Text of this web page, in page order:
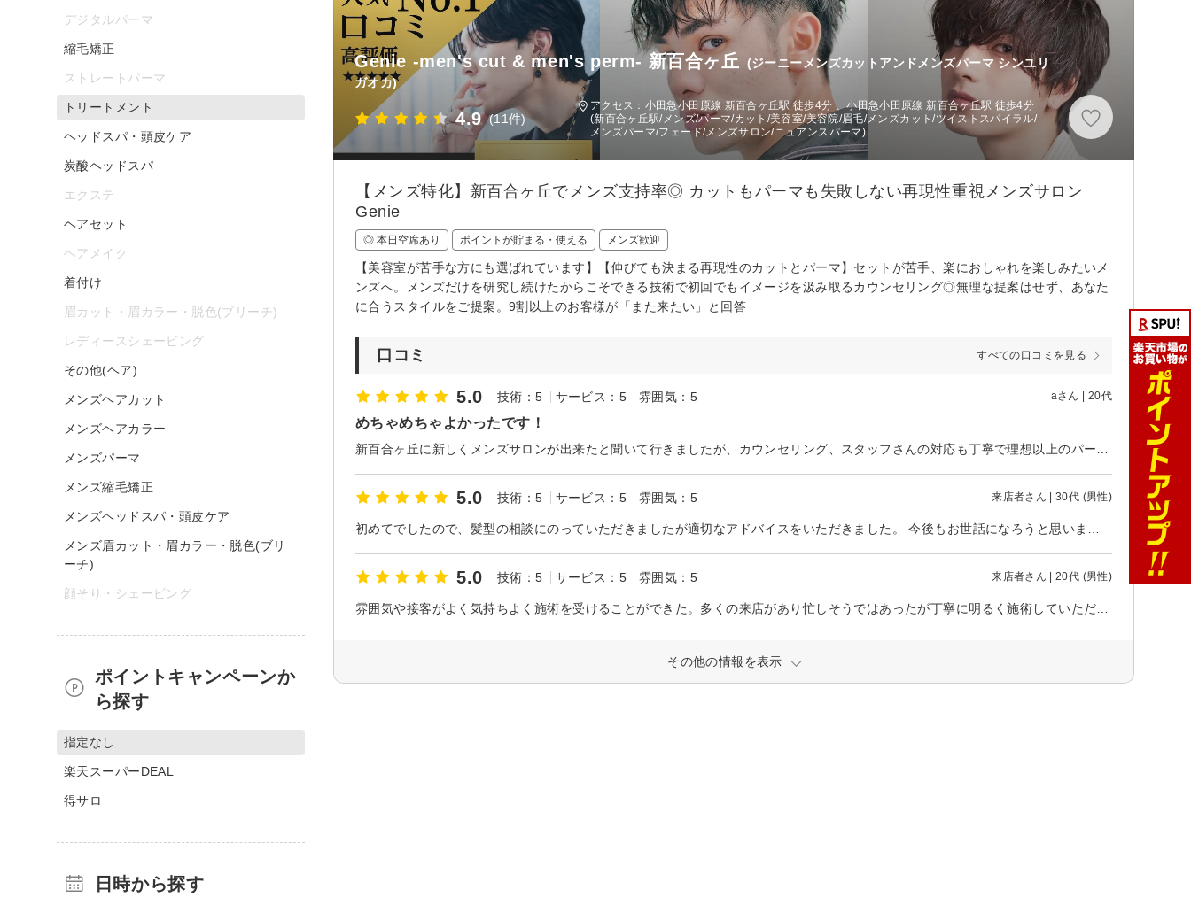
Genie -men's cut & men's perm- 新百合ヶ丘
(ジーニーメンズカットアンドメンズパーマ シンユリ
ガオカ)
4.9 (11件)
アクセス：小田急小田原線 新百合ヶ丘駅 徒歩4分 、小田急小田原線 新百合ヶ丘駅 徒歩4分
(新百合ヶ丘駅/メンズ/パーマ/カット/美容室/美容院/眉毛/メンズカット/ツイストスパイラル/
メンズパーマ/フェード/メンズサロン/ニュアンスパーマ)
【メンズ特化】新百合ヶ丘でメンズ支持率◎ カットもパーマも失敗しない再現性重視メンズサロン
Genie
◎ 本日空席あり ポイントが貯まる・使える メンズ歓迎
【美容室が苦手な方にも選ばれています】【伸びても決まる再現性のカットとパーマ】セットが苦手、楽におしゃれを楽しみたいメ
ンズへ。メンズだけを研究し続けたからこそできる技術で初回でもイメージを汲み取るカウンセリング◎無理な提案はせず、あなた
に合うスタイルをご提案。9割以上のお客様が「また来たい」と回答
口コミ すべての口コミを見る
5.0 技術：5 サービス：5 雰囲気：5 aさん | 20代
めちゃめちゃよかったです！
5.0 技術：5 サービス：5 雰囲気：5 来店者さん | 30代 (男性)
5.0 技術：5 サービス：5 雰囲気：5 来店者さん | 20代 (男性)
その他の情報を表示
デジタルパーマ
縮毛矯正
ストレートパーマ
トリートメント
ヘッドスパ・頭皮ケア
炭酸ヘッドスパ
エクステ
ヘアセット
ヘアメイク
着付け
眉カット・眉カラー・脱色(ブリーチ)
レディースシェービング
その他(ヘア)
メンズヘアカット
メンズヘアカラー
メンズパーマ
メンズ縮毛矯正
メンズヘッドスパ・頭皮ケア
メンズ眉カット・眉カラー・脱色(ブリ
ーチ)
顔そり・シェービング
ポイントキャンペーンか
ら探す
指定なし
楽天スーパーDEAL
得サロ
日時から探す